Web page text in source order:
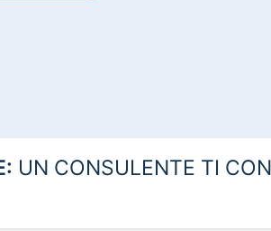
UN CONSULENTE TI